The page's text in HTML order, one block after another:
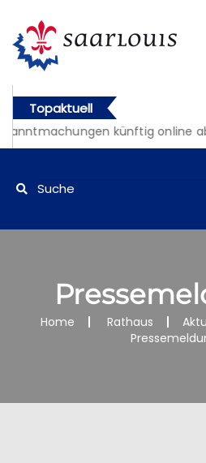
Topaktuell
künftig online
Home Rathaus